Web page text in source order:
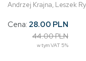
Andrzej Krajna, Leszek
Cena: 28.00 PLN
44.00 PLN
w tym VAT 5%